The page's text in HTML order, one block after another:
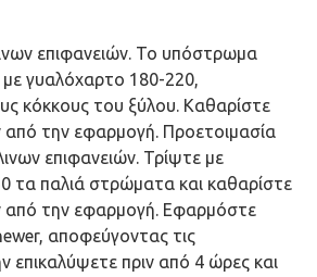
επιφανειών. Το υπόστρωμα
με γυαλόχαρτο 180-220,
κόκκους του ξύλου. Καθαρίστε
από την εφαρμογή. Προετοιμασία
επιφανειών. Τρίψτε με
τα παλιά στρώματα και καθαρίστε
από την εφαρμογή. Εφαρμόστε
αποφεύγοντας τις
επικαλύψετε πριν από 4 ώρες και